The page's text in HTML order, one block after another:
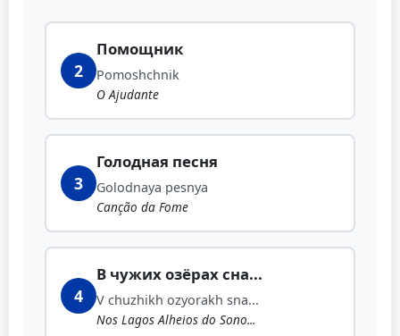
2
Помощник
Pomoshchnik
O Ajudante
3
Голодная песня
Golodnaya pesnya
Canção da Fome
4
В чужих озёрах сна...
V chuzhikh ozyorakh sna...
Nos Lagos Alheios do Sono...